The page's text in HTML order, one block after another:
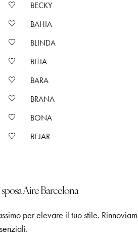
BECKY
BAHIA
BLINDA
BITIA
BARA
BRANA
BONA
BEJAR
Aire Barcelona
per elevare il tuo stile.